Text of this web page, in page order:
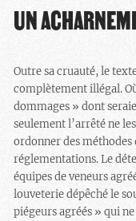
UN
Outre sa cruauté, le
complètement illégal.
dommages » dont
seulement l’arrêté ne
ordonner des
réglementations. Le
équipes de veneurs
louveterie dépêché le
piégeurs agréés » qui